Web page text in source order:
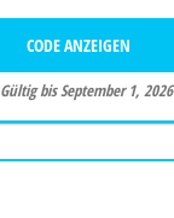
CODE ANZEIGEN
Gültig bis September 1, 2026